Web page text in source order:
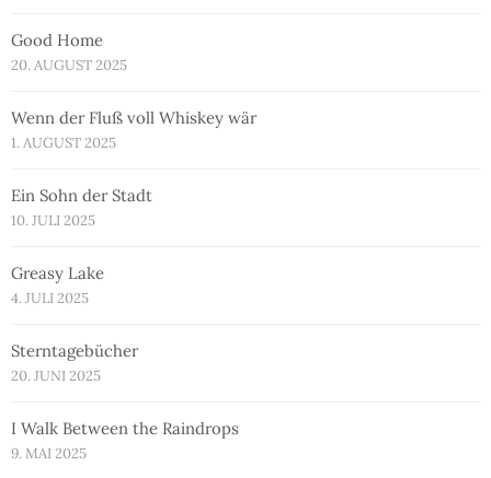
Good Home
20. AUGUST 2025
Wenn der Fluß voll Whiskey wär
1. AUGUST 2025
Ein Sohn der Stadt
10. JULI 2025
Greasy Lake
4. JULI 2025
Sterntagebücher
20. JUNI 2025
I Walk Between the Raindrops
9. MAI 2025